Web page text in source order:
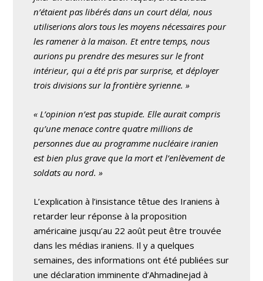
n’étaient pas libérés dans un court délai, nous
utiliserions alors tous les moyens nécessaires pour
les ramener à la maison. Et entre temps, nous
aurions pu prendre des mesures sur le front
intérieur, qui a été pris par surprise, et déployer
trois divisions sur la frontière syrienne. »
« L’opinion n’est pas stupide. Elle aurait compris
qu’une menace contre quatre millions de
personnes due au programme nucléaire iranien
est bien plus grave que la mort et l’enlèvement de
soldats au nord. »
L’explication à l’insistance têtue des Iraniens à
retarder leur réponse à la proposition
américaine jusqu’au 22 août peut être trouvée
dans les médias iraniens. Il y a quelques
semaines, des informations ont été publiées sur
une déclaration imminente d’Ahmadinejad à